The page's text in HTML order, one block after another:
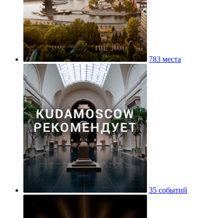
783 места
35 событий